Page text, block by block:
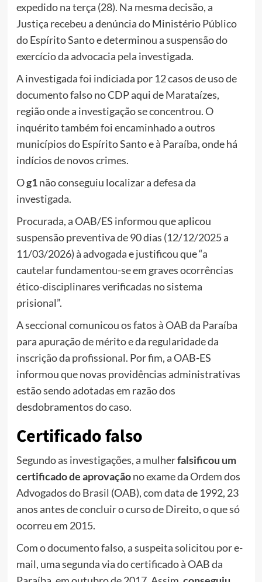
expedido na terça (28). Na mesma decisão, a
Justiça recebeu a denúncia do Ministério Público
do Espírito Santo e determinou a suspensão do
exercício da advocacia pela investigada.
A investigada foi indiciada por 12 casos de uso de
documento falso no CDP aqui de Marataízes,
região onde a investigação se concentrou. O
inquérito também foi encaminhado a outros
municípios do Espírito Santo e à Paraíba, onde há
indícios de novos crimes.
Og1não conseguiu localizar a defesa da
investigada.
Procurada, a OAB/ES informou que aplicou
suspensão preventiva de 90 dias (12/12/2025 a
11/03/2026) à advogada e justificou que “a
cautelar fundamentou-se em graves ocorrências
ético-disciplinares verificadas no sistema
prisional”.
A seccional comunicou os fatos à OAB da Paraíba
para apuração de mérito e da regularidade da
inscrição da profissional. Por fim, a OAB-ES
informou que novas providências administrativas
estão sendo adotadas em razão dos
desdobramentos do caso.
Certificado falso
Segundo as investigações, a mulherfalsificou um
certificado de aprovaçãono exame da Ordem dos
Advogados do Brasil (OAB), com data de 1992, 23
anos antes de concluir o curso de Direito, o que só
ocorreu em 2015.
Com o documento falso, a suspeita solicitou por e-
mail, uma segunda via do certificado à OAB da